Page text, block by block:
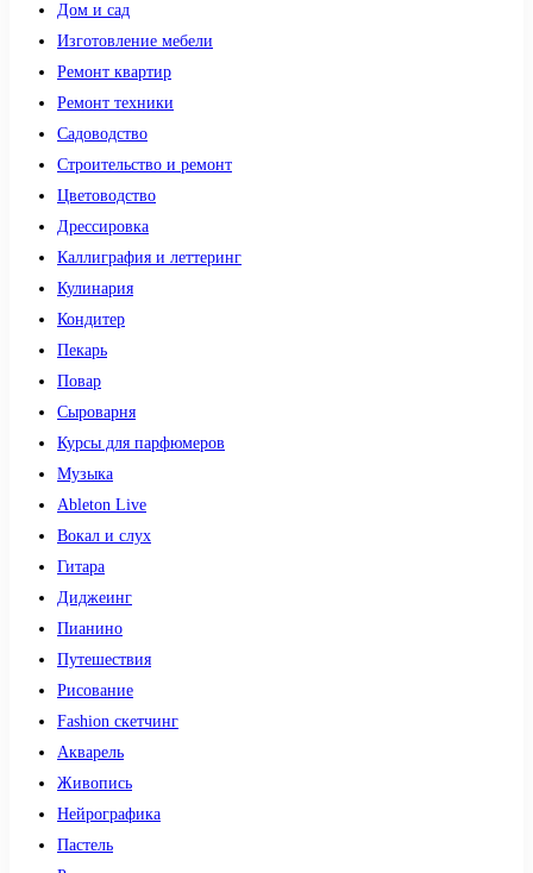
Дом и сад
Изготовление мебели
Ремонт квартир
Ремонт техники
Садоводство
Строительство и ремонт
Цветоводство
Дрессировка
Каллиграфия и леттеринг
Кулинария
Кондитер
Пекарь
Повар
Сыроварня
Курсы для парфюмеров
Музыка
Ableton Live
Вокал и слух
Гитара
Диджеинг
Пианино
Путешествия
Рисование
Fashion скетчинг
Акварель
Живопись
Нейрографика
Пастель